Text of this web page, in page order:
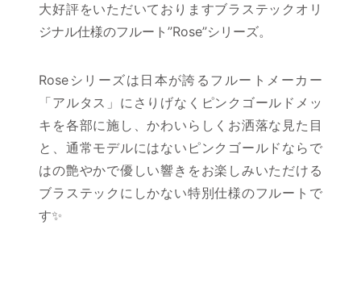
大好評をいただいておりますブラステックオリ
ジナル仕様のフルート”Rose”シリーズ。
Roseシリーズは日本が誇るフルートメーカー
「アルタス」にさりげなくピンクゴールドメッ
キを各部に施し、かわいらしくお洒落な見た目
と、通常モデルにはないピンクゴールドならで
はの艶やかで優しい響きをお楽しみいただける
ブラステックにしかない特別仕様のフルートで
す✨